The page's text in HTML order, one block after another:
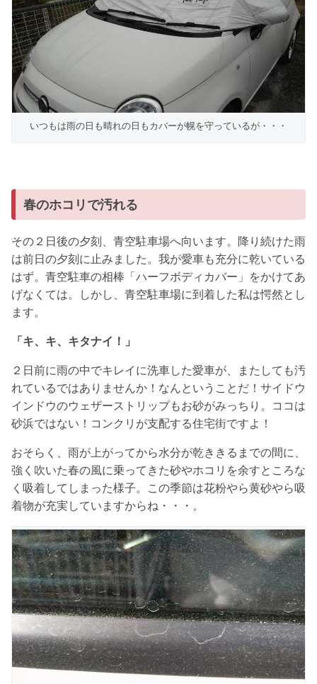
いつもは雨の日も晴れの日もカバーが幌を守っているが・・・
春のホコリで汚れる
その２日後の夕刻、青空駐車場へ向います。降り続けた雨
は前日の夕刻に止みました。我が愛車も充分に乾いている
はず。青空駐車の相棒「ハーフボディカバー」をかけてあ
げなくては。しかし、青空駐車場に到着した私は愕然とし
ます。
「キ、キ、キタナイ！」
２日前に雨の中でキレイに洗車した愛車が、またしても汚
れているではありませんか！なんということだ！サイドウ
インドウのウェザーストリップもお砂がみっちり。ココは
砂浜ではない！コンクリが支配する住宅街ですよ！
おそらく、雨が上がってから水分が乾ききるまでの間に、
強く吹いた春の風に乗ってきた砂やホコリを余すところな
く吸着してしまった様子。この季節は花粉やら黄砂やら吸
着物が充実していますからね・・・。